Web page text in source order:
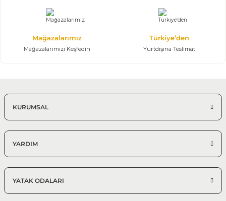
215.350,00 TL
Konsol, Ayna, Masa, 6 Sandalye
Konsol, Ayna, Masa, 6 Sandalye
Modern Yemek Odası
Mağazalarımız
Mağazalarımızı Keşfedin
Türkiye’den
Yurtdışına Teslimat
KURUMSAL
YARDIM
YATAK ODALARI